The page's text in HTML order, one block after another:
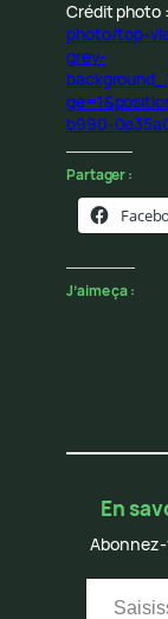
Crédit photo :
photo/top-
grey-
b990-
Partager :
J’aime ça :
En
Saisissez votre adresse e-mail…